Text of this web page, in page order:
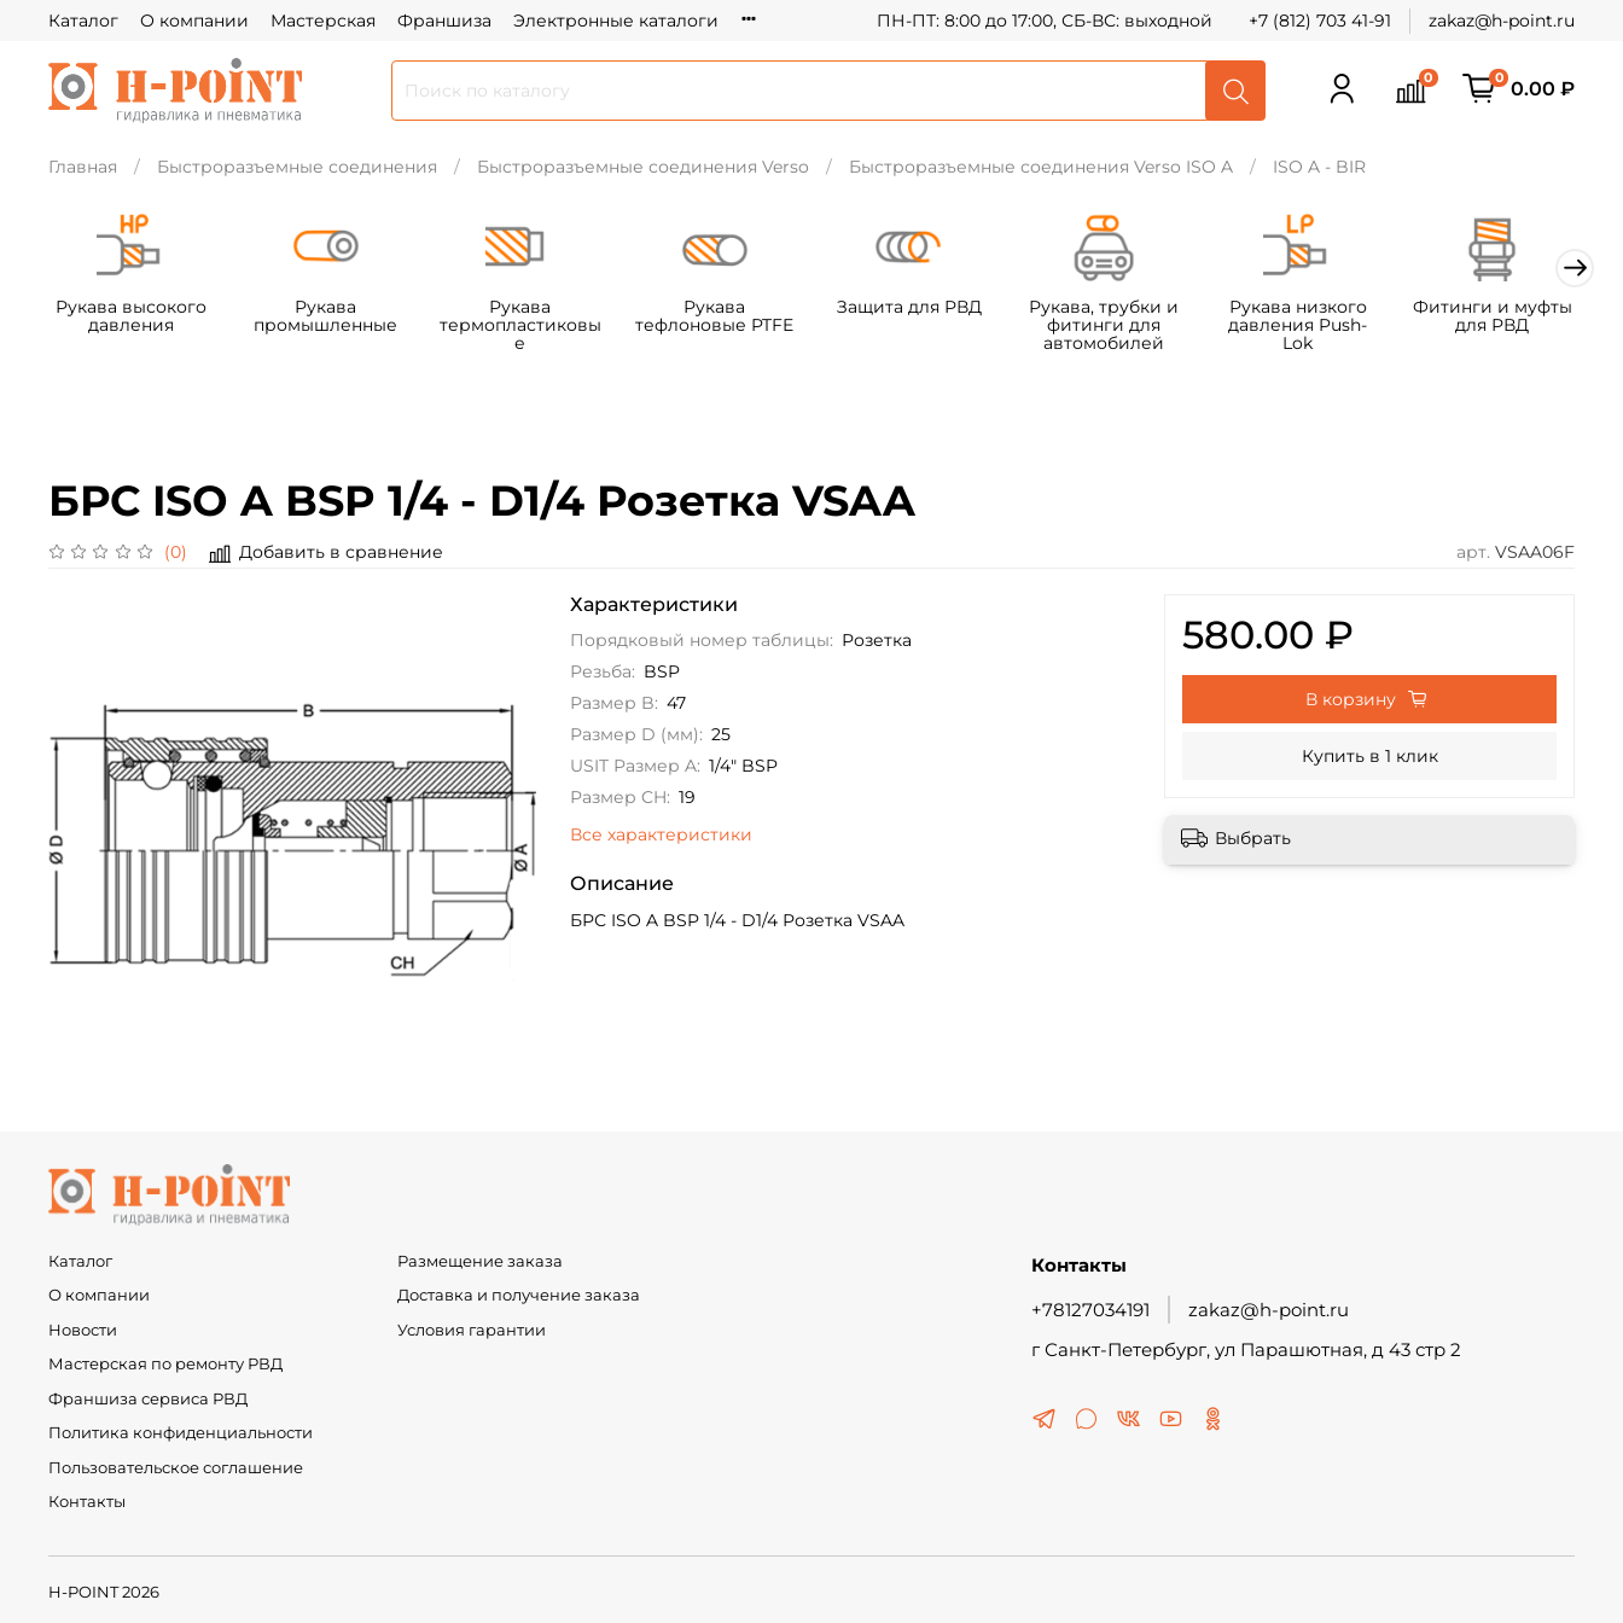
Каталог О компании Мастерская Франшиза Электронные каталоги ПН-ПТ: 8:00 до 17:00, СБ-ВС: выходной +7 (812) 703 41-91 zakaz@h-point.ru
0 0 0.00 ₽
Главная Быстроразъемные соединения Быстроразъемные соединения Verso Быстроразъемные соединения Verso ISO A ISO A - BIR
Рукава высокого
давления
Рукава
промышленные
Рукава
термопластиковы
е
Рукава
тефлоновые PTFE
Защита для РВД
Рукава, трубки и
фитинги для
автомобилей
Рукава низкого
давления Push-
Lok
Фитинги и муфты
для РВД
БРС ISO A BSP 1/4 - D1/4 Розетка VSAA
(0) Добавить в сравнение арт. VSAA06F
Характеристики
Порядковый номер таблицы: Розетка
Резьба: BSP
Размер B: 47
Размер D (мм): 25
USIT Размер A: 1/4" BSP
Размер CH: 19
Все характеристики
Описание
БРС ISO A BSP 1/4 - D1/4 Розетка VSAA
580.00 ₽
В корзину
Купить в 1 клик
Выбрать
Каталог
О компании
Новости
Мастерская по ремонту РВД
Франшиза сервиса РВД
Политика конфиденциальности
Пользовательское соглашение
Контакты
Размещение заказа
Доставка и получение заказа
Условия гарантии
Контакты
+78127034191
zakaz@h-point.ru
г Санкт-Петербург, ул Парашютная, д 43 стр 2
H-POINT 2026